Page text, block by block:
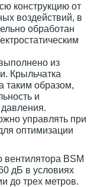
конструкцию от
воздействий, в
обработан
из
Крыльчатка
таким образом,
и
управлять при
оптимизации
вентилятора BSM
дБ в условиях
до трех метров.